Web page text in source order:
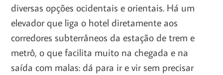
diversas opções ocidentais e orientais. Há um
elevador que liga o hotel diretamente aos
corredores subterrâneos da estação de trem e
metrô, o que facilita muito na chegada e na
saída com malas: dá para ir e vir sem precisar